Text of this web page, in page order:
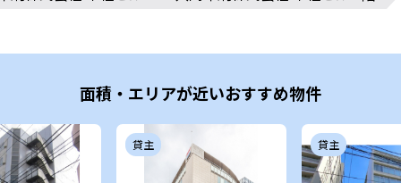
面積・エリアが近いおすすめ物件
貸主 貸主